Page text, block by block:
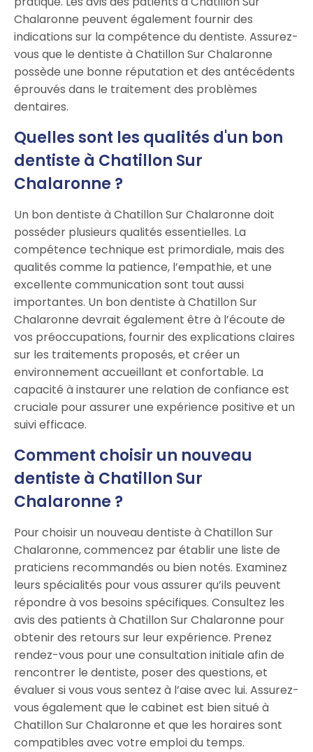
Chalaronne peuvent également fournir des
indications sur la compétence du dentiste. Assurez-
vous que le dentiste à Chatillon Sur Chalaronne
possède une bonne réputation et des antécédents
éprouvés dans le traitement des problèmes
dentaires.
Quelles sont les qualités d'un bon
dentiste à Chatillon Sur
Chalaronne ?
Un bon dentiste à Chatillon Sur Chalaronne doit
posséder plusieurs qualités essentielles. La
compétence technique est primordiale, mais des
qualités comme la patience, l’empathie, et une
excellente communication sont tout aussi
importantes. Un bon dentiste à Chatillon Sur
Chalaronne devrait également être à l’écoute de
vos préoccupations, fournir des explications claires
sur les traitements proposés, et créer un
environnement accueillant et confortable. La
capacité à instaurer une relation de confiance est
cruciale pour assurer une expérience positive et un
suivi efficace.
Comment choisir un nouveau
dentiste à Chatillon Sur
Chalaronne ?
Pour choisir un nouveau dentiste à Chatillon Sur
Chalaronne, commencez par établir une liste de
praticiens recommandés ou bien notés. Examinez
leurs spécialités pour vous assurer qu’ils peuvent
répondre à vos besoins spécifiques. Consultez les
avis des patients à Chatillon Sur Chalaronne pour
obtenir des retours sur leur expérience. Prenez
rendez-vous pour une consultation initiale afin de
rencontrer le dentiste, poser des questions, et
évaluer si vous vous sentez à l’aise avec lui. Assurez-
vous également que le cabinet est bien situé à
Chatillon Sur Chalaronne et que les horaires sont
compatibles avec votre emploi du temps.